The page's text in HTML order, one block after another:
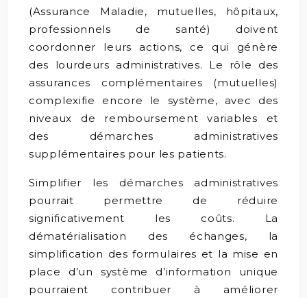
(Assurance Maladie, mutuelles, hôpitaux,
professionnels de santé) doivent
coordonner leurs actions, ce qui génère
des lourdeurs administratives. Le rôle des
assurances complémentaires (mutuelles)
complexifie encore le système, avec des
niveaux de remboursement variables et
des démarches administratives
supplémentaires pour les patients.
Simplifier les démarches administratives
pourrait permettre de réduire
significativement les coûts. La
dématérialisation des échanges, la
simplification des formulaires et la mise en
place d’un système d’information unique
pourraient contribuer à améliorer